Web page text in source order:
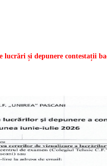
și depunere contestații